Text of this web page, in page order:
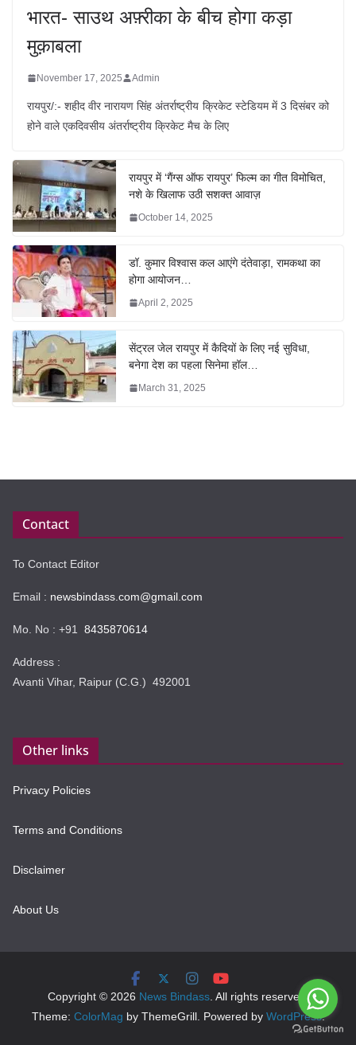
भारत- साउथ अफ़्रीका के बीच होगा कड़ा
मुक़ाबला
November 17, 2025 Admin
रायपुर/:- शहीद वीर नारायण सिंह अंतर्राष्ट्रीय क्रिकेट स्टेडियम में 3 दिसंबर को
होने वाले एकदिवसीय अंतर्राष्ट्रीय क्रिकेट मैच के लिए
रायपुर में ‘गैंग्स ऑफ रायपुर’ फिल्म का गीत विमोचित,
नशे के खिलाफ उठी सशक्त आवाज़
October 14, 2025
डॉ. कुमार विश्वास कल आएंगे दंतेवाड़ा, रामकथा का
होगा आयोजन…
April 2, 2025
सेंट्रल जेल रायपुर में कैदियों के लिए नई सुविधा,
बनेगा देश का पहला सिनेमा हॉल…
March 31, 2025
Contact
To Contact Editor
Email : newsbindass.com@gmail.com
Mo. No : +91 8435870614
Address :
Avanti Vihar, Raipur (C.G.) 492001
Other links
Privacy Policies
Terms and Conditions
Disclaimer
About Us
Copyright © 2026 News Bindass. All rights reserved.
Theme: ColorMag by ThemeGrill. Powered by WordPress.